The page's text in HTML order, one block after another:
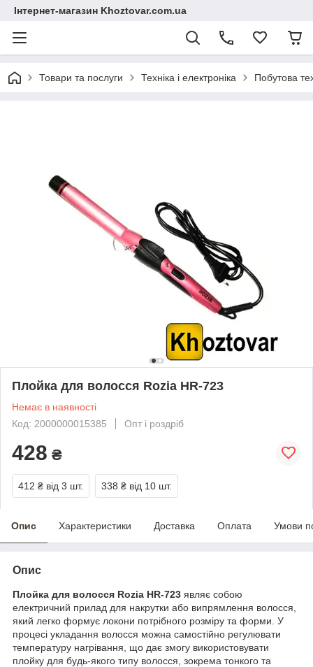
Інтернет-магазин Khoztovar.com.ua
Товари та послуги Техніка і електроніка Побутова
Плойка для волосся Rozia HR-723
Немає в наявності
Код: 2000000015385
Опт і роздріб
428 ₴
412 ₴ від 3 шт. 338 ₴ від 10 шт.
Опис Характеристики Доставка Оплата Умови
Опис
Плойка для волосся Rozia HR-723 являє собою
електричний прилад для накрутки або випрямлення волосся,
який легко формує локони потрібного розміру та форми. У
процесі укладання волосся можна самостійно регулювати
температуру нагрівання, що дає змогу використовувати
плойку для будь-якого типу волосся, зокрема тонкого та